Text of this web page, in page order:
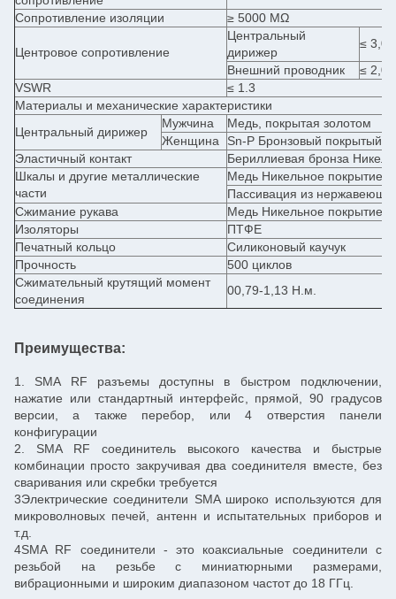
Сопротивление изоляции
≥ 5000 МΩ
Центровое сопротивление
Центральный
дирижер
≤ 3,0
Внешний проводник
≤ 2,0
VSWR
≤ 1.3
Материалы и механические характеристики
Центральный дирижер
Мужчина
Медь, покрытая золотом
Женщина
Sn-P Бронзовый покрытый
Эластичный контакт
Бериллиевая бронза
Шкалы и другие металлические
части
Медь Никельное покрытие
Пассивация из
Сжимание рукава
Медь Никельное покрытие
Изоляторы
ПТФЕ
Печатный кольцо
Силиконовый каучук
Прочность
500 циклов
Сжимательный крутящий момент
соединения
00,79-1,13 Н.м.
Преимущества:
1. SMA RF разъемы доступны в быстром подключении,
нажатие или стандартный интерфейс, прямой, 90 градусов
версии, а также перебор, или 4 отверстия панели
конфигурации
2. SMA RF соединитель высокого качества и быстрые
комбинации просто закручивая два соединителя вместе, без
сваривания или скребки требуется
3Электрические соединители SMA широко используются для
микроволновых печей, антенн и испытательных приборов и
т.д.
4SMA RF соединители - это коаксиальные соединители с
резьбой на резьбе с миниатюрными размерами,
вибрационными и широким диапазоном частот до 18 ГГц.